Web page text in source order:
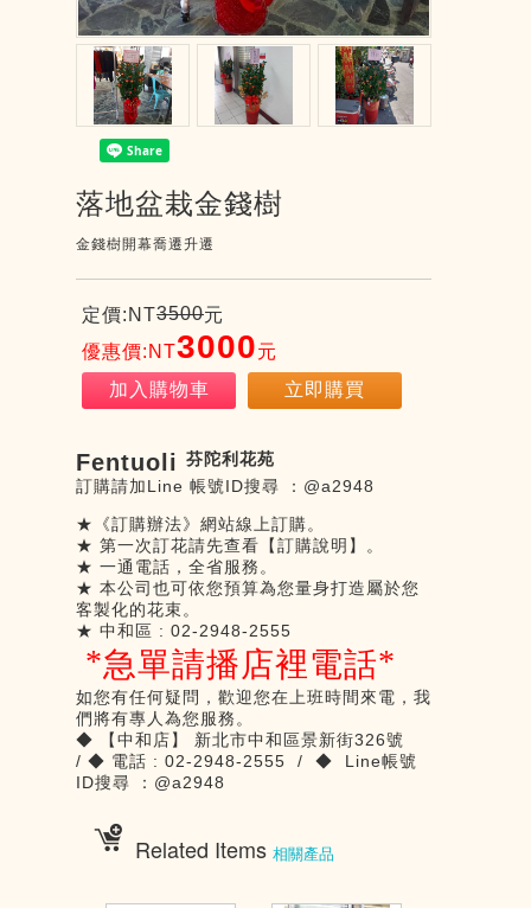
落地盆栽金錢樹
金錢樹開幕喬遷升遷
定價:NT3500元
優惠價:NT3000元
加入購物車
立即購買
Fentuoli 芬陀利花苑
訂購請加Line 帳號ID搜尋 ： @a2948
★《訂購辦法》網站線上訂購。
★ 第一次訂花請先查看【訂購說明】。
★ 一通電話，全省服務。
★ 本公司也可依您預算為您量身打造屬於您
客製化的花束。
★ 中和區 : 02-2948-2555
*急單請播店裡電話*
如您有任何疑問，歡迎您在上班時間來電，我
們將有專人為您服務。
◆
【中和店】 新北市中和區景新街326號
/ ◆ 電話 : 02-2948-2555 / ◆ Line帳號
ID搜尋 ： @a2948
Related Items 相關產品